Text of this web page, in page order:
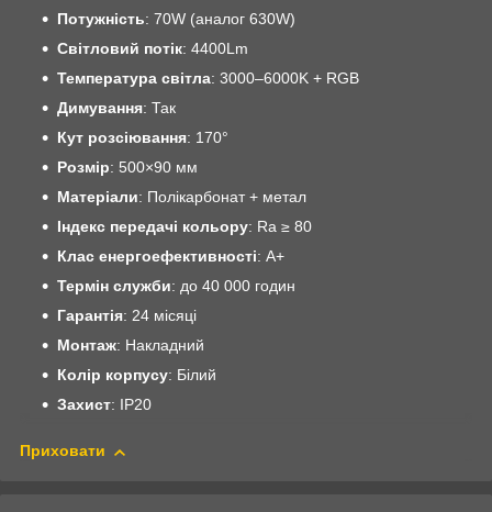
Потужність: 70W (аналог 630W)
Світловий потік: 4400Lm
Температура світла: 3000–6000K + RGB
Димування: Так
Кут розсіювання: 170°
Розмір: 500×90 мм
Матеріали: Полікарбонат + метал
Індекс передачі кольору: Ra ≥ 80
Клас енергоефективності: A+
Термін служби: до 40 000 годин
Гарантія: 24 місяці
Монтаж: Накладний
Колір корпусу: Білий
Захист: IP20
Приховати